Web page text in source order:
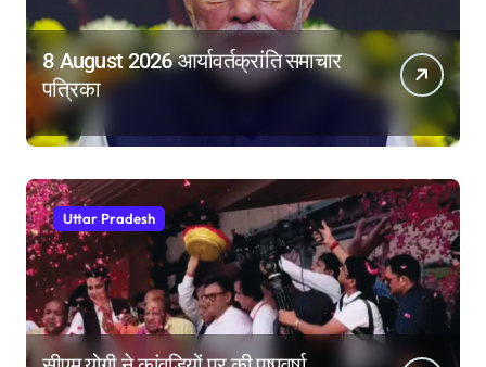
8 August 2026 आर्यावर्तक्रांति समाचार
पत्रिका
Uttar Pradesh